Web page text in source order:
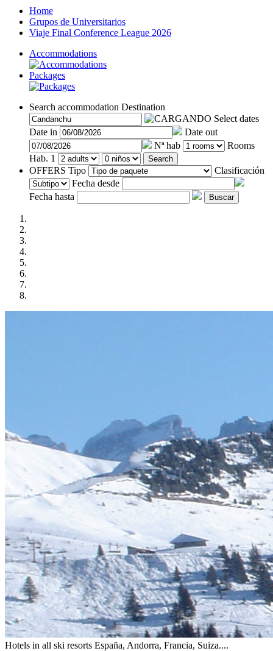
Home
Grupos de Universitarios
Viaje Final Conference League 2026
Accommodations
Packages
Search accommodation Destination
Select dates
Date in
Date out
Nª hab
Rooms
Hab. 1
Search
OFFERS Tipo
Clasificación
Fecha desde
Fecha hasta
Buscar
Hotels in all ski resorts España, Andorra, Francia, Suiza....